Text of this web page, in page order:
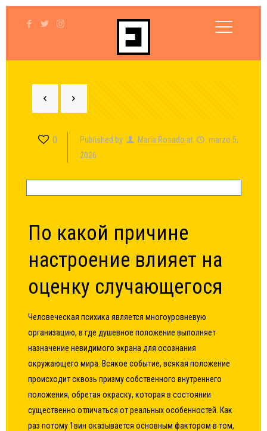
0 Published by María Rosado at
marzo 5,
2026
По какой причине
настроение влияет на
оценку случающегося
Человеческая психика является многоуровневую
организацию, в где душевное положение выполняет
назначение невидимого экрана для осознания
окружающего мира. Всякое событие, всякая положение
происходит сквозь призму собственного внутреннего
положения, обретая окраску, которая в состоянии
существенно отличаться от реальных особенностей. Как
раз потому1вин оказывается основным фактором в том,